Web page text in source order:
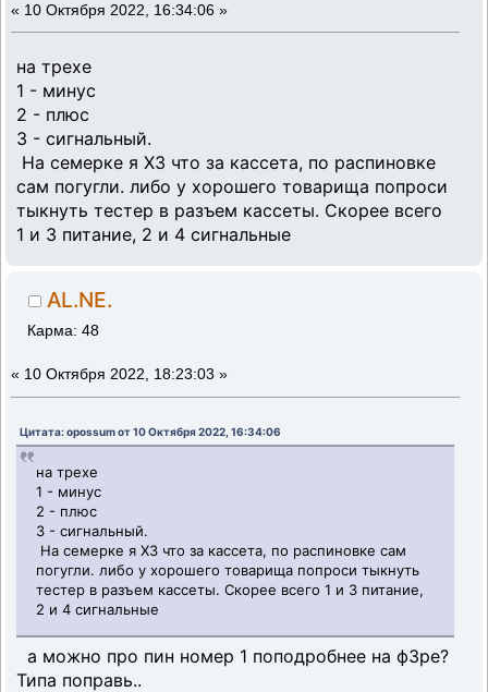
« 10 Октября 2022, 16:34:06 »
на трехе
1 - минус
2 - плюс
3 - сигнальный.
На семерке я ХЗ что за кассета, по распиновке
сам погугли. либо у хорошего товарища попроси
тыкнуть тестер в разъем кассеты. Скорее всего
1 и 3 питание, 2 и 4 сигнальные
AL.NE.
Карма: 48
« 10 Октября 2022, 18:23:03 »
Цитата: opossum от 10 Октября 2022, 16:34:06
на трехе
1 - минус
2 - плюс
3 - сигнальный.
На семерке я ХЗ что за кассета, по распиновке сам
погугли. либо у хорошего товарища попроси тыкнуть
тестер в разъем кассеты. Скорее всего 1 и 3 питание,
2 и 4 сигнальные
а можно про пин номер 1 поподробнее на ф3ре?
Типа поправь..